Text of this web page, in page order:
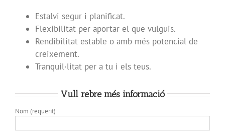
Estalvi segur i planificat.
Flexibilitat per aportar el que vulguis.
Rendibilitat estable o amb més potencial de
creixement.
Tranquil·litat per a tu i els teus.
Vull rebre més informació
Nom (requerit)